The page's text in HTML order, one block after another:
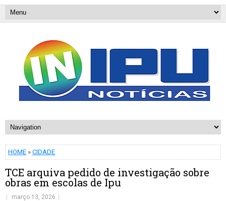
HOME » CIDADE
TCE arquiva pedido de investigação sobre
obras em escolas de Ipu
março 13, 2026